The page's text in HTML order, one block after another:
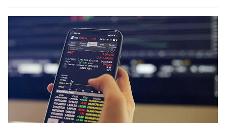
flessibilità e rendimento. Come funzionano […]